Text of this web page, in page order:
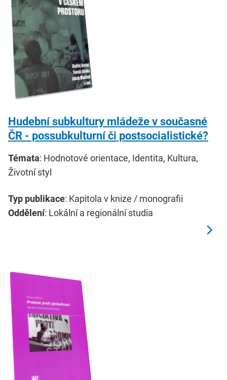
Hudební subkultury mládeže v současné
ČR - possubkulturní či postsocialistické?
Témata: Hodnotové orientace, Identita, Kultura,
Životní styl
Typ publikace: Kapitola v knize / monografii
Oddělení: Lokální a regionální studia